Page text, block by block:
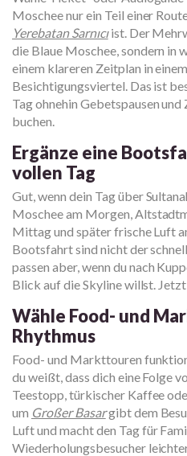
Moschee nur ein Teil einer
Yerebatan Sarnıcıist. Der
die Blaue Moschee, sondern in
einem klareren Zeitplan in
Besichtigungsviertel. Das ist
Tag ohnehin Gebetspausen
buchen.
Ergänze eine
vollen Tag
Gut, wenn dein Tag über
Moschee am Morgen,
Mittag und später frische Luft
Bootsfahrt sind nicht der
passen aber, wenn du nach
Blick auf die Skyline willst.
Wähle Food- und
Rhythmus
Food- und Markttouren
du weißt, dass dich eine Folge
Teestopp, türkischer Kaffee
um Großer Basargibt dem
Luft und macht den Tag für
Wiederholungsbesucher